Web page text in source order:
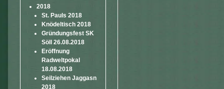
2018
St. Pauls 2018
Knödeltisch 2018
Gründungsfest SK
Söll 26.08.2018
Eröffnung
Radweltpokal
18.08.2018
Seilziehen Jaggasn
2018